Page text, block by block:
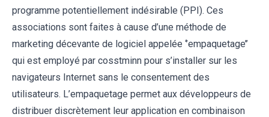
programme potentiellement indésirable (PPI). Ces
associations sont faites à cause d’une méthode de
marketing décevante de logiciel appelée ‘’empaquetage’’
qui est employé par cosstminn pour s’installer sur les
navigateurs Internet sans le consentement des
utilisateurs. L’empaquetage permet aux développeurs de
distribuer discrètement leur application en combinaison